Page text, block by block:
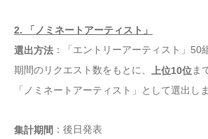
2. 「ノミネートアーティスト」
選出方法 ：「エントリーアーティスト」50
期間のリクエスト数をもとに、 上位10位ま
「ノミネートアーティスト」として選出しま
集計期間 ：後日発表